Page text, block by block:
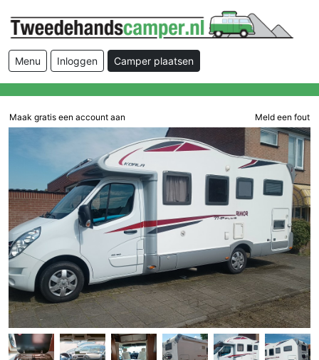
Menu Inloggen Camper plaatsen
Maak gratis een account aan Meld een fout